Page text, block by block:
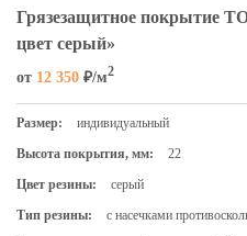
Грязезащитное покрытие
цвет серый»
от 12 350 ₽/м2
Размер:
индивидуальный
Высота покрытия, мм:
22
Цвет резины:
серый
Тип резины:
с насечками